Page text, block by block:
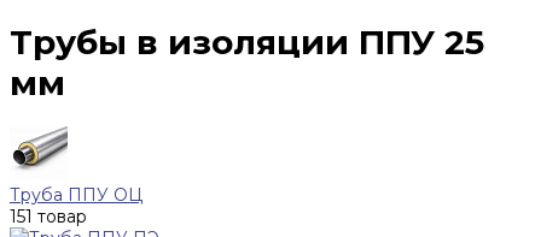
Трубы в изоляции ППУ 25
мм
Труба ППУ ОЦ
151 товар